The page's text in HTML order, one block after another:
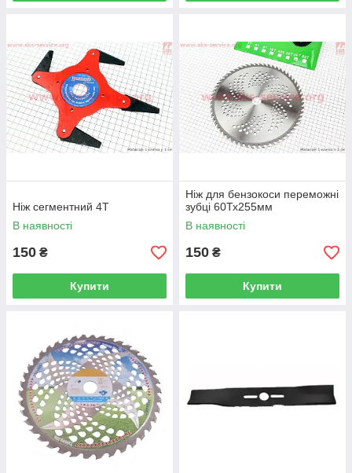
Ніж сегментний 4T
В наявності
150 ₴
Купити
Ніж для бензокоси переможні
зубці 60Тх255мм
В наявності
150 ₴
Купити